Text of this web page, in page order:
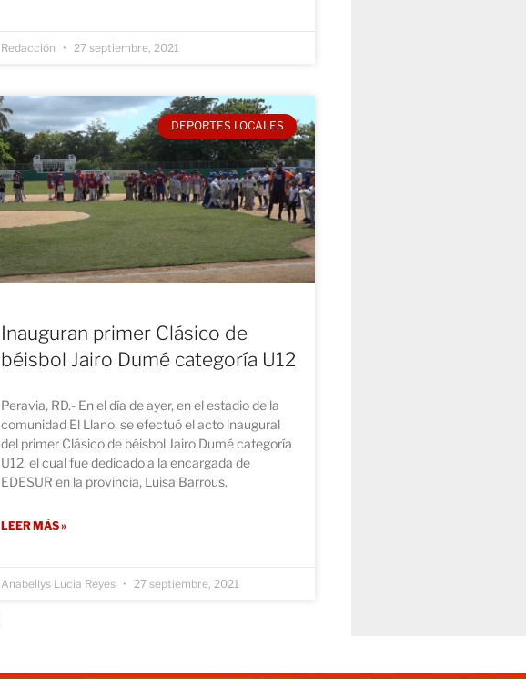
Redacción 27 septiembre, 2021
DEPORTES LOCALES
Inauguran primer Clásico de
béisbol Jairo Dumé categoría U12
Peravia, RD.- En el día de ayer, en el estadio de la
comunidad El Llano, se efectuó el acto inaugural
del primer Clásico de béisbol Jairo Dumé categoría
U12, el cual fue dedicado a la encargada de
EDESUR en la provincia, Luisa Barrous.
LEER MÁS »
Anabellys Lucia Reyes 27 septiembre, 2021